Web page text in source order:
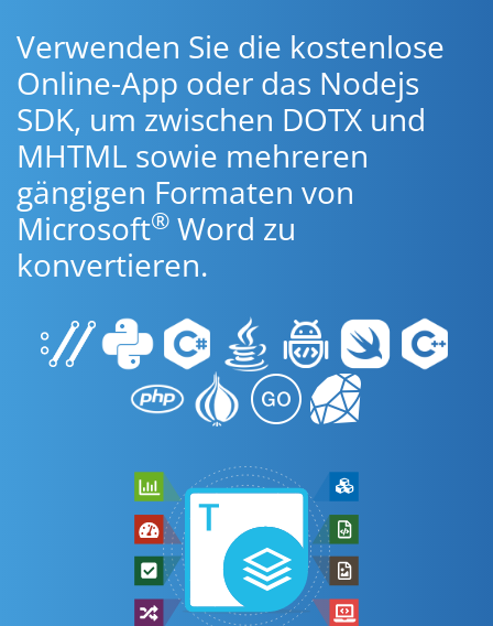
Verwenden Sie die kostenlose
Online-App oder das Nodejs
SDK, um zwischen DOTX und
MHTML sowie mehreren
gängigen Formaten von
Microsoft® Word zu
konvertieren.